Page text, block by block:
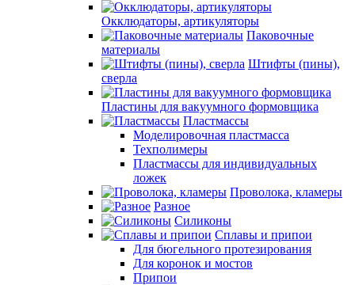
Окклюдаторы, артикуляторы
Паковочные
материалы
Штифты (пины),
сверла
Пластины для вакуумного формовщика
Пластмассы
Моделировочная пластмасса
Техполимеры
Пластмассы для индивидуальных
ложек
Проволока, кламеры
Разное
Силиконы
Сплавы и припои
Для бюгельного протезирования
Для коронок и мостов
Припои